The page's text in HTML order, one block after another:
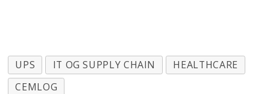
UPS IT OG SUPPLY CHAIN
HEALTHCARE
CEMLOG